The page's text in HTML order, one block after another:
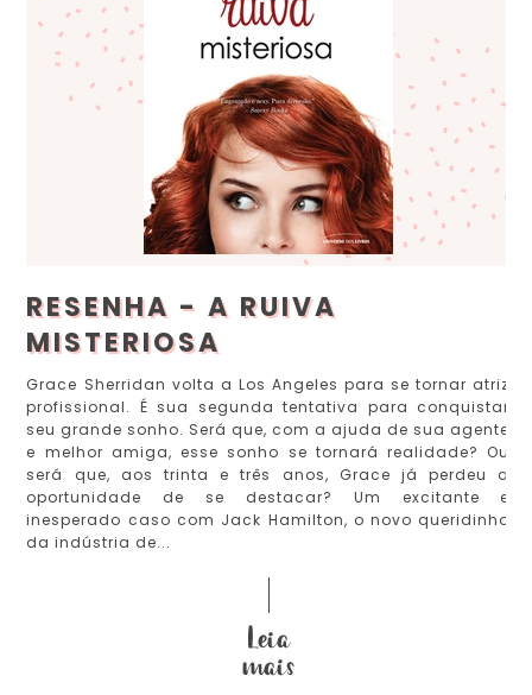
RESENHA - A RUIVA
MISTERIOSA
Grace Sherridan volta a Los Angeles para se tornar atriz
profissional. É sua segunda tentativa para conquistar
seu grande sonho. Será que, com a ajuda de sua agente
e melhor amiga, esse sonho se tornará realidade? Ou
será que, aos trinta e três anos, Grace já perdeu a
oportunidade de se destacar? Um excitante e
inesperado caso com Jack Hamilton, o novo queridinho
da indústria de...